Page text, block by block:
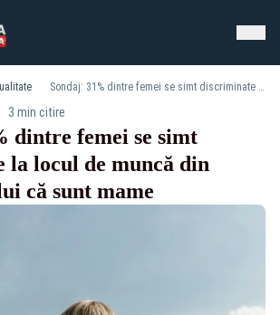
Sondaj: 31% dintre femei se simt discriminate la locul de muncă din cauza faptului că sunt mame
3 min citire
dintre femei se simt
la locul de muncă din
că sunt mame